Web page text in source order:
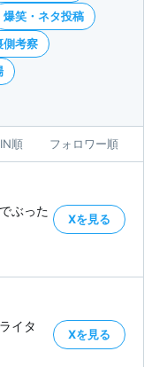
爆笑・ネタ投稿
側考察
IN順 フォロワー順
ぶった
Xを見る
イタ
Xを見る